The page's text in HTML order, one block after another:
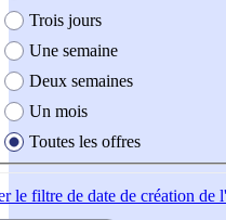
Trois jours
Une semaine
Deux semaines
Un mois
Toutes les offres
le filtre de date de création de